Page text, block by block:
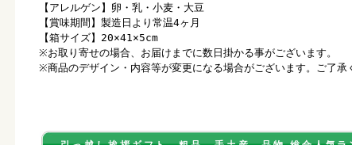
【アレルゲン】卵・乳・小麦・大豆
【賞味期間】製造日より常温4ヶ月
【箱サイズ】20×41×5cm
※お取り寄せの場合、お届けまでに数日掛かる事がございます。
※商品のデザイン・内容等が変更になる場合がございます。ご了承